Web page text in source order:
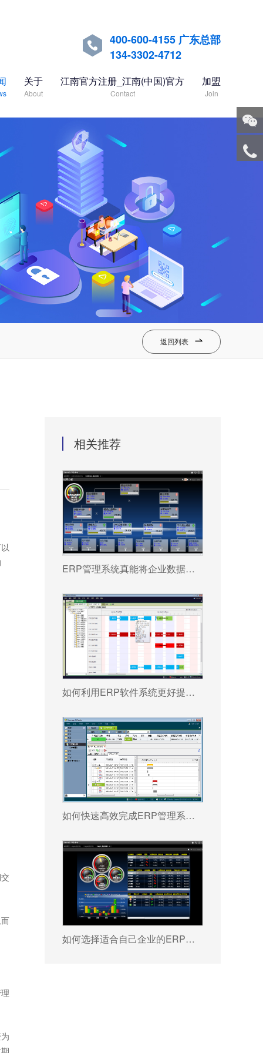

400-600-4155 广东总部
134-3302-4712
关于
About
江南官方注册_江南(中国)官方
Contact
加盟
Join
返回列表 
相关推荐
ERP管理系统真能将企业数据转化为可执行决策吗?
如何利用ERP软件系统更好提升企业运营效率?
如何快速高效完成ERP管理系统配置?
如何选择适合自己企业的ERP软件?
微信